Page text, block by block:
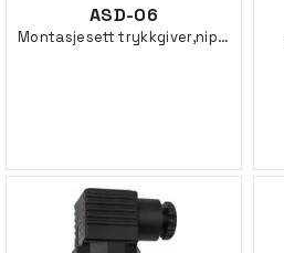
ASD-06
Montasjesett trykkgiver,nippler/slange